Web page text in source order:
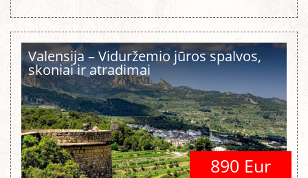
Valensija – Viduržemio jūros spalvos,
skoniai ir atradimai
890 Eur